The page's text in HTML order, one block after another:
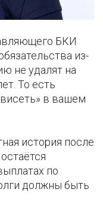
БКИ
из-
не удалят на
То есть
в вашем
история после
по
должны быть